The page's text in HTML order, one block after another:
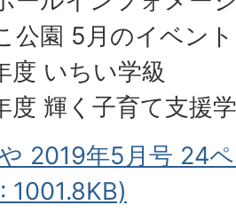
公園 5月のイベント
度 いちい学級
度 輝く子育て支援
2019年5月号 24
1001.8KB)